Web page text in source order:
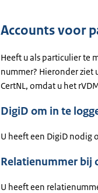
Accounts voor
Heeft u als particulier te
nummer? Hieronder ziet
CertNL, omdat u het
DigiD om in te
U heeft een DigiD nodig
Relatienummer bij
U heeft een